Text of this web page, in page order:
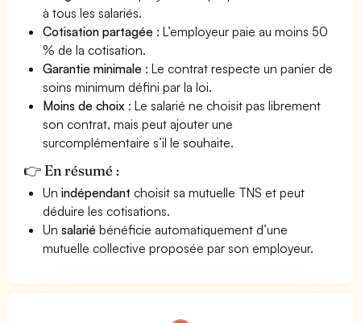
à tous les salariés.
Cotisation partagée : L’employeur paie au moins 50
% de la cotisation.
Garantie minimale : Le contrat respecte un panier de
soins minimum défini par la loi.
Moins de choix : Le salarié ne choisit pas librement
son contrat, mais peut ajouter une
surcomplémentaire s’il le souhaite.
👉 En résumé :
Unindépendant choisit sa mutuelle TNS et peut
déduire les cotisations.
Unsalarié bénéficie automatiquement d’une
mutuelle collective proposée par son employeur.